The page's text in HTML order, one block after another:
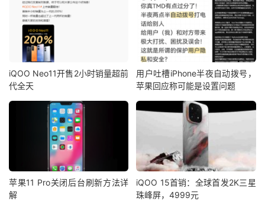
iQOO Neo11开售2小时销量超前
代全天
用户吐槽iPhone半夜自动拨号，
苹果回应称可能是设置问题
苹果11 Pro关闭后台刷新方法详
解
iQOO 15首销：全球首发2K三星
珠峰屏，4999元